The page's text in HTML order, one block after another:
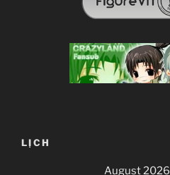
LỊCH
August 2026